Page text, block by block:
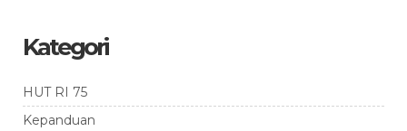
Kategori
HUT RI 75
Kepanduan